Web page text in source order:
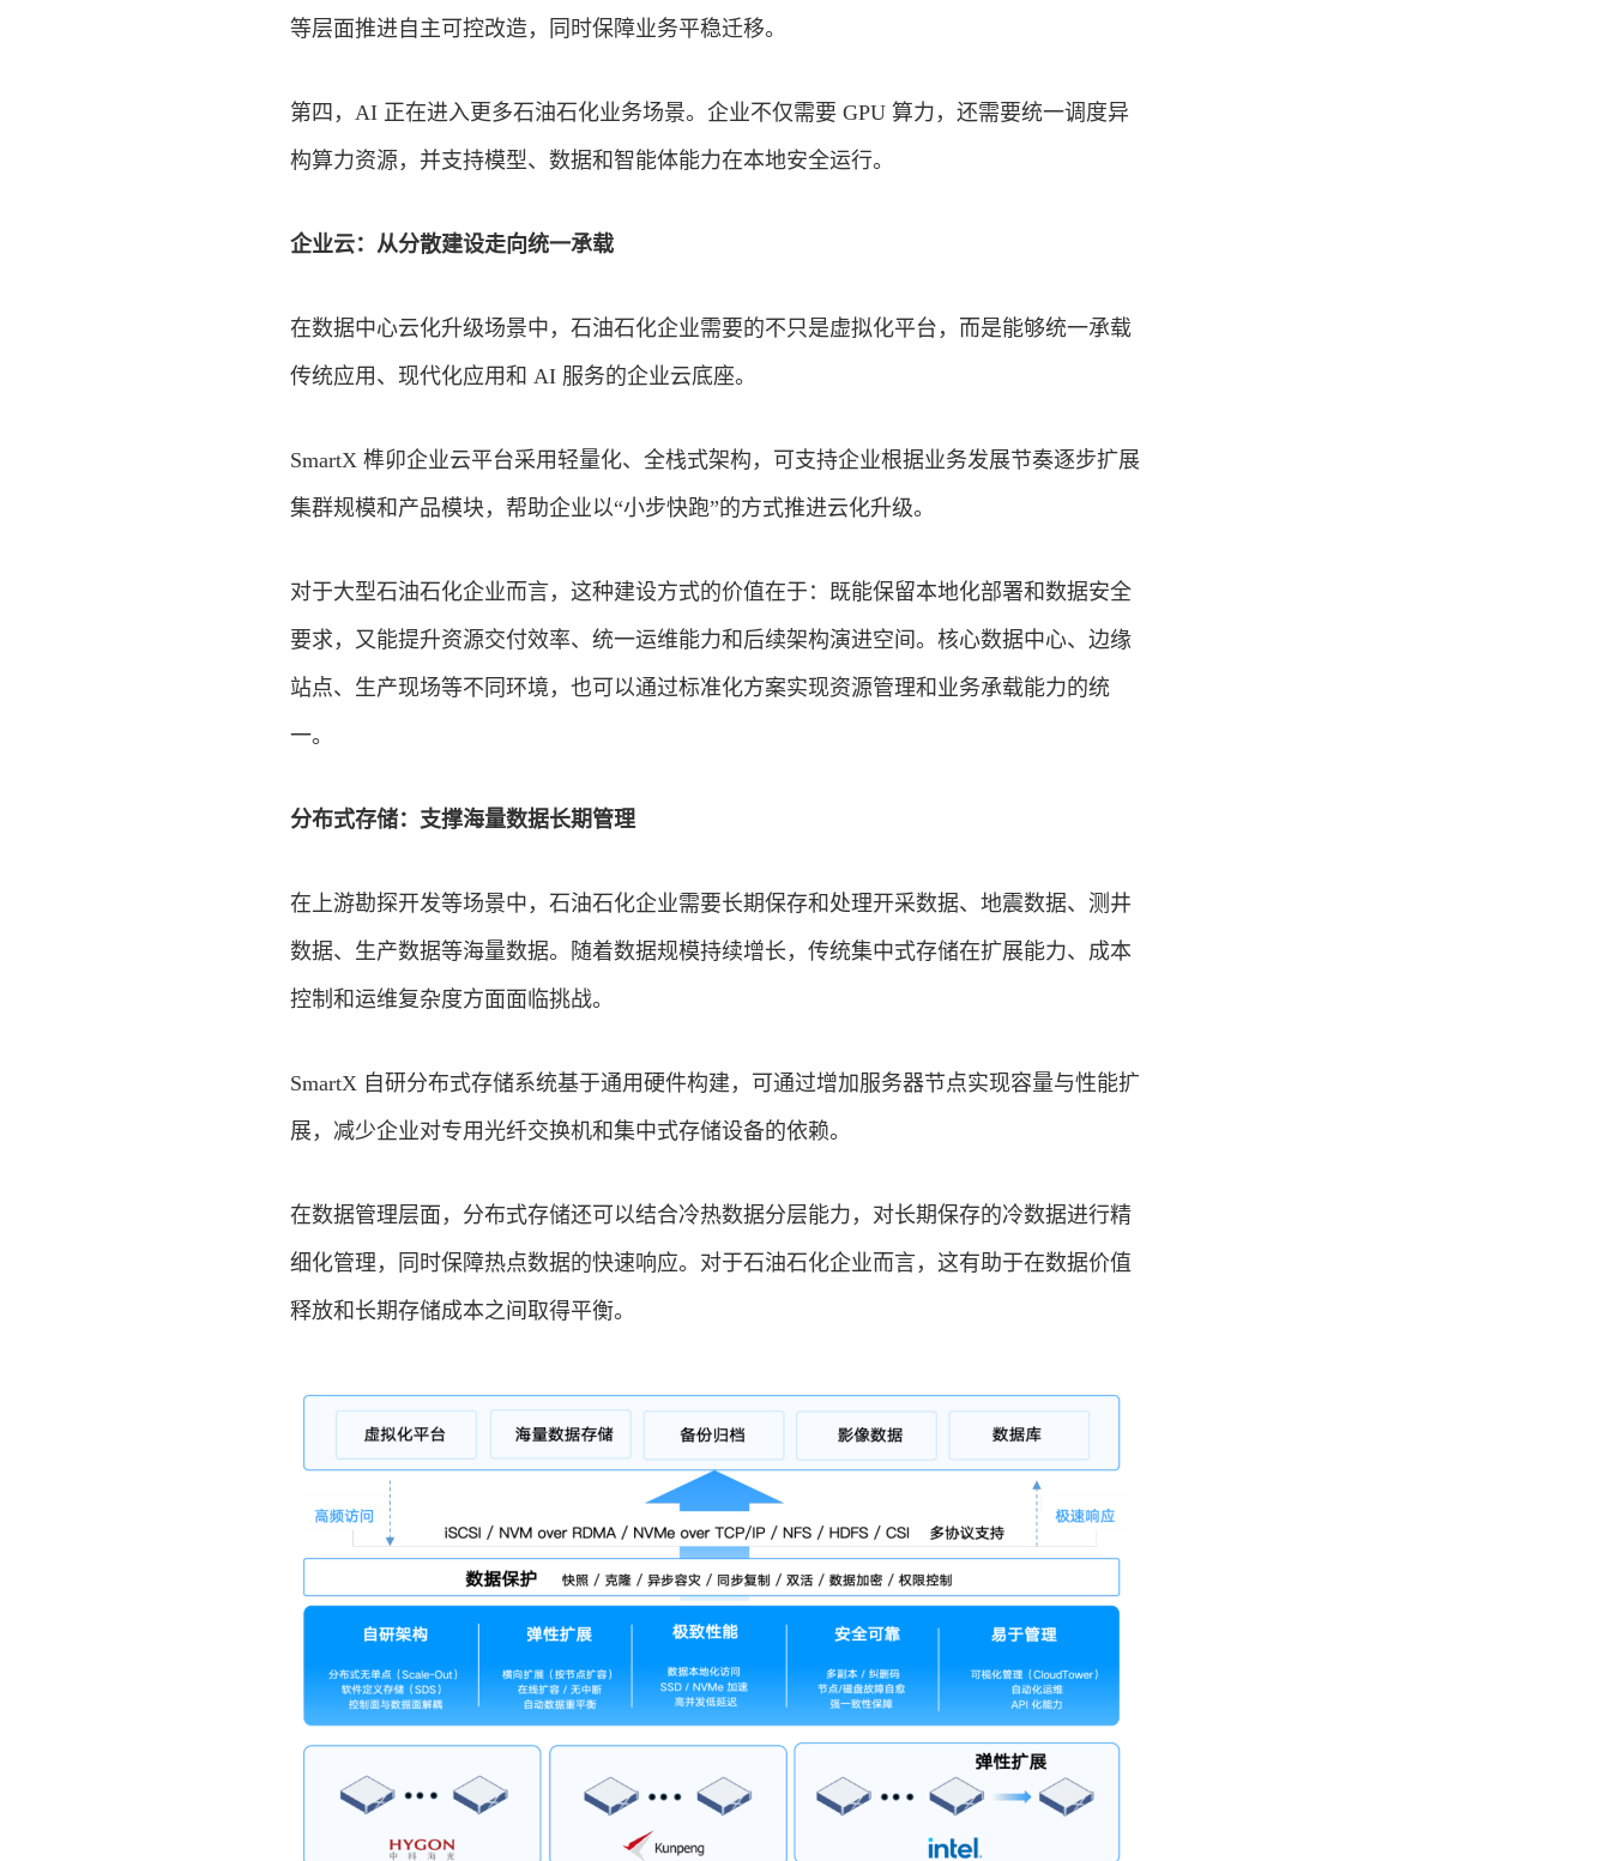
等层面推进自主可控改造，同时保障业务平稳迁移。
第四，AI 正在进入更多石油石化业务场景。企业不仅需要 GPU 算力，还需要统一调度异
构算力资源，并支持模型、数据和智能体能力在本地安全运行。
企业云：从分散建设走向统一承载
在数据中心云化升级场景中，石油石化企业需要的不只是虚拟化平台，而是能够统一承载
传统应用、现代化应用和 AI 服务的企业云底座。
SmartX 榫卯企业云平台采用轻量化、全栈式架构，可支持企业根据业务发展节奏逐步扩展
集群规模和产品模块，帮助企业以“小步快跑”的方式推进云化升级。
对于大型石油石化企业而言，这种建设方式的价值在于：既能保留本地化部署和数据安全
要求，又能提升资源交付效率、统一运维能力和后续架构演进空间。核心数据中心、边缘
站点、生产现场等不同环境，也可以通过标准化方案实现资源管理和业务承载能力的统
一。
分布式存储：支撑海量数据长期管理
在上游勘探开发等场景中，石油石化企业需要长期保存和处理开采数据、地震数据、测井
数据、生产数据等海量数据。随着数据规模持续增长，传统集中式存储在扩展能力、成本
控制和运维复杂度方面面临挑战。
SmartX 自研分布式存储系统基于通用硬件构建，可通过增加服务器节点实现容量与性能扩
展，减少企业对专用光纤交换机和集中式存储设备的依赖。
在数据管理层面，分布式存储还可以结合冷热数据分层能力，对长期保存的冷数据进行精
细化管理，同时保障热点数据的快速响应。对于石油石化企业而言，这有助于在数据价值
释放和长期存储成本之间取得平衡。